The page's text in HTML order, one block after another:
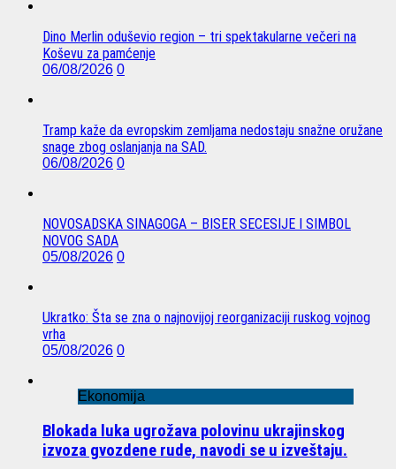
Dino Merlin oduševio region – tri spektakularne večeri na
Koševu za pamćenje
06/08/2026 0
Tramp kaže da evropskim zemljama nedostaju snažne oružane
snage zbog oslanjanja na SAD.
06/08/2026 0
NOVOSADSKA SINAGOGA – BISER SECESIJE I SIMBOL
NOVOG SADA
05/08/2026 0
Ukratko: Šta se zna o najnovijoj reorganizaciji ruskog vojnog
vrha
05/08/2026 0
Ekonomija
Blokada luka ugrožava polovinu ukrajinskog
izvoza gvozdene rude, navodi se u izveštaju.